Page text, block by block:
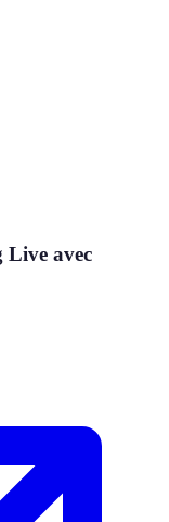
Live avec